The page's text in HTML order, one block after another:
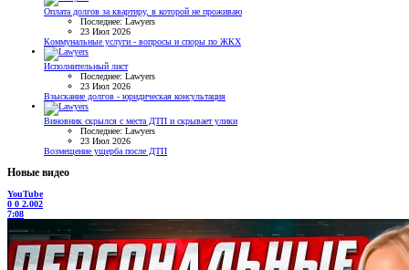
Оплата долгов за квартиру, в которой не проживаю
Последнее: Lawyers
23 Июл 2026
Коммунальные услуги - вопросы и споры по ЖКХ
Исполнительный лист
Последнее: Lawyers
23 Июл 2026
Взыскание долгов - юридическая консультация
Виновник скрылся с места ДТП и скрывает улики
Последнее: Lawyers
23 Июл 2026
Возмещение ущерба после ДТП
Новые видео
YouTube
0 0 2.002
7:08